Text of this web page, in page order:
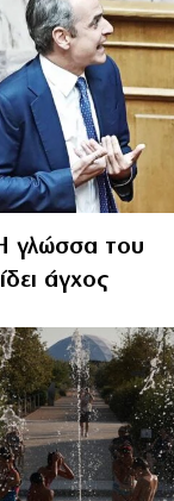
γλώσσα του
άγχος